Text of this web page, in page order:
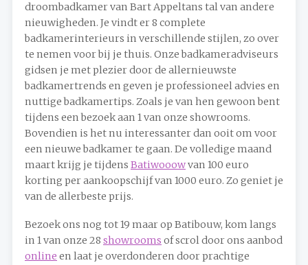
droombadkamer van Bart Appeltans tal van andere
nieuwigheden. Je vindt er 8 complete
badkamerinterieurs in verschillende stijlen, zo over
te nemen voor bij je thuis. Onze badkameradviseurs
gidsen je met plezier door de allernieuwste
badkamertrends en geven je professioneel advies en
nuttige badkamertips. Zoals je van hen gewoon bent
tijdens een bezoek aan 1 van onze showrooms.
Bovendien is het nu interessanter dan ooit om voor
een nieuwe badkamer te gaan. De volledige maand
maart krijg je tijdens Batiwooowvan 100 euro
korting per aankoopschijf van 1000 euro. Zo geniet je
van de allerbeste prijs.
Bezoek ons nog tot 19 maar op Batibouw, kom langs
in 1 van onze 28 showrooms of scrol door ons aanbod
online en laat je overdonderen door prachtige